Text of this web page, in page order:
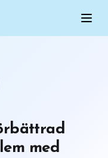
med